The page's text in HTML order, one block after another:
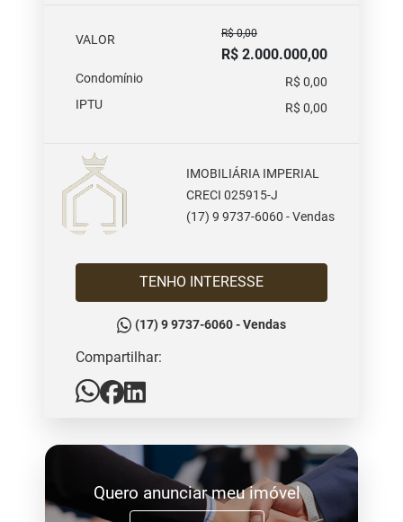
VALOR R$ 0,00
R$ 2.000.000,00
Condomínio
R$ 0,00
IPTU
R$ 0,00
IMOBILIÁRIA IMPERIAL
CRECI 025915-J
(17) 9 9737-6060 - Vendas
TENHO INTERESSE
(17) 9 9737-6060 - Vendas
Compartilhar:
Quero anunciar meu imóvel